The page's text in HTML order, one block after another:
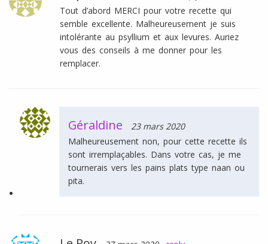
Tout d’abord MERCI pour votre recette qui
semble excellente. Malheureusement je suis
intolérante au psyllium et aux levures. Auriez
vous des conseils à me donner pour les
remplacer.
Géraldine
23 mars 2020
Malheureusement non, pour cette recette ils
sont irremplaçables. Dans votre cas, je me
tournerais vers les pains plats type naan ou
pita.